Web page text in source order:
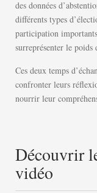
des données
différents types
participation
surreprésenter le poids
Ces deux temps
confronter leurs
nourrir leur
Découvrir
vidéo